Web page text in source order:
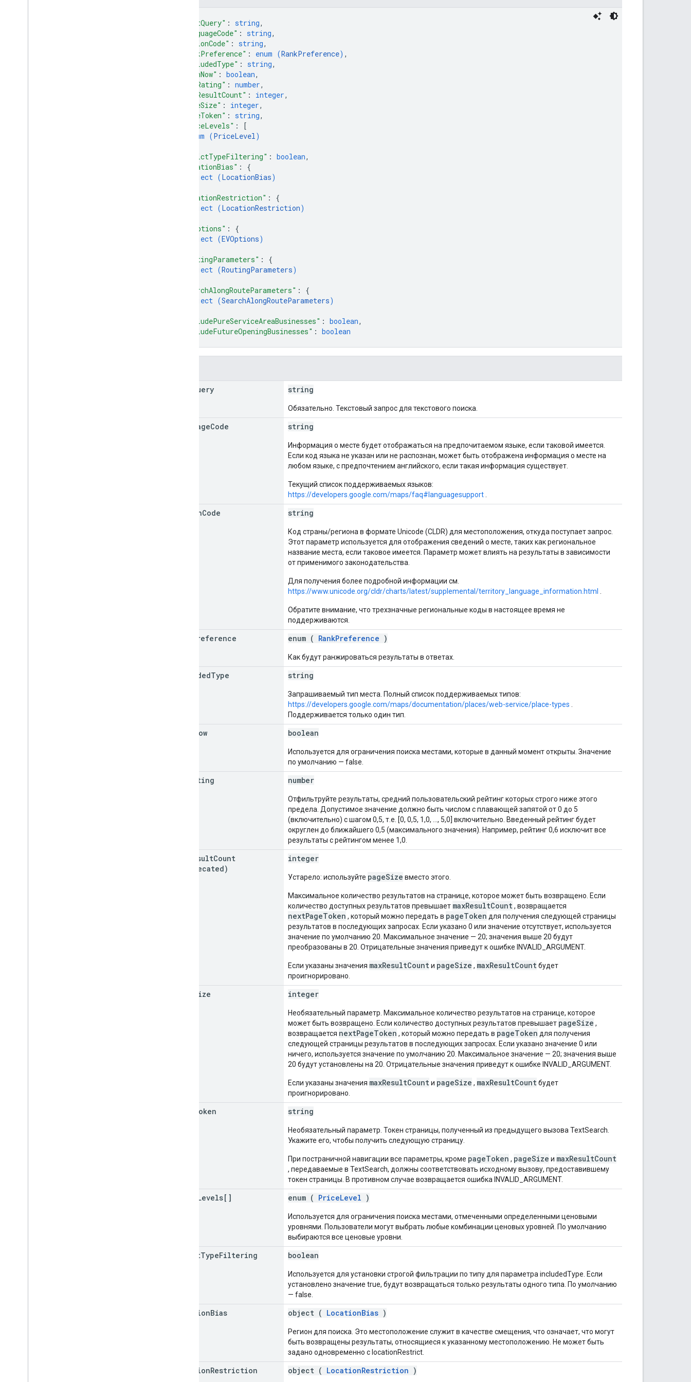
"textQuery" : string,
"languageCode" : string,
"regionCode" : string,
"rankPreference" : enum (RankPreference) ,
"includedType" : string,
"openNow" : boolean,
"minRating" : number,
"maxResultCount" : integer,
"pageSize" : integer,
"pageToken" : string,
"priceLevels" :
[
enum (PriceLevel)
"strictTypeFiltering" : boolean,
"locationBias" : {
object (LocationBias)
"locationRestriction" : {
object (LocationRestriction)
"evOptions" : {
object (EVOptions)
"routingParameters" : {
object (RoutingParameters)
"searchAlongRouteParameters" : {
object (SearchAlongRouteParameters)
"includePureServiceAreaBusinesses" : boolean,
"includeFutureOpeningBusinesses" : boolean
Query string
Обязательно. Текстовый запрос для текстового поиска.
languageCode string
Информация о месте будет отображаться на предпочитаемом языке, если таковой имеется.
Если код языка не указан или не распознан, может быть отображена информация о месте на
любом языке, с предпочтением английского, если такая информация существует.
Текущий список поддерживаемых языков:
https://developers.google.com/maps/faq#languagesupport
regionCode string
Код страны/региона в формате Unicode (CLDR) для местоположения, откуда поступает запрос.
Этот параметр используется для отображения сведений о месте, таких как региональное
название места, если таковое имеется. Параметр может влиять на результаты в зависимости
от применимого законодательства.
Для получения более подробной информации см.
https://www.unicode.org/cldr/charts/latest/supplemental/territory_language_information.html
Обратите внимание, что трехзначные региональные коды в настоящее время не
поддерживаются.
Preference enum ( RankPreference )
Как будут ранжироваться результаты в ответах.
includedType string
Запрашиваемый тип места. Полный список поддерживаемых типов:
https://developers.google.com/maps/documentation/places/web-service/place-types
Поддерживается только один тип.
Now boolean
Используется для ограничения поиска местами, которые в данный момент открыты. Значение
по умолчанию — false.
Rating number
Отфильтруйте результаты, средний пользовательский рейтинг которых строго ниже этого
предела. Допустимое значение должно быть числом с плавающей запятой от 0 до 5
(включительно) с шагом 0,5, т.е. [0, 0,5, 1,0, ..., 5,0] включительно. Введенный рейтинг будет
округлен до ближайшего 0,5 (максимального значения). Например, рейтинг 0,6 исключит все
результаты с рейтингом менее 1,0.
ResultCount
(deprecated)
integer
Устарело: используйте pageSize вместо этого.
Максимальное количество результатов на странице, которое может быть возвращено. Если
количество доступных результатов превышает maxResultCount, возвращается
nextPageToken , который можно передать в pageToken для получения следующей страницы
результатов в последующих запросах. Если указано 0 или значение отсутствует, используется
значение по умолчанию 20. Максимальное значение — 20; значения выше 20 будут
преобразованы в 20. Отрицательные значения приведут к ошибке INVALID_ARGUMENT.
Если указаны значения maxResultCountи pageSize , maxResultCountбудет
проигнорировано.
Size integer
Необязательный параметр. Максимальное количество результатов на странице, которое
может быть возвращено. Если количество доступных результатов превышает pageSize ,
возвращается nextPageToken , который можно передать в pageToken для получения
следующей страницы результатов в последующих запросах. Если указано значение 0 или
ничего, используется значение по умолчанию 20. Максимальное значение — 20; значения выше
20 будут установлены на 20. Отрицательные значения приведут к ошибке INVALID_ARGUMENT.
Если указаны значения maxResultCountи pageSize , maxResultCountбудет
проигнорировано.
Token string
Необязательный параметр. Токен страницы, полученный из предыдущего вызова TextSearch.
Укажите его, чтобы получить следующую страницу.
При постраничной навигации все параметры, кроме pageToken , pageSize и maxResultCount
, передаваемые в TextSearch, должны соответствовать исходному вызову, предоставившему
токен страницы. В противном случае возвращается ошибка INVALID_ARGUMENT.
Levels[] enum ( PriceLevel )
Используется для ограничения поиска местами, отмеченными определенными ценовыми
уровнями. Пользователи могут выбрать любые комбинации ценовых уровней. По умолчанию
выбираются все ценовые уровни.
strictTypeFiltering boolean
Используется для установки строгой фильтрации по типу для параметра includedType. Если
установлено значение true, будут возвращаться только результаты одного типа. По умолчанию
— false.
locationBias object ( LocationBias )
Регион для поиска. Это местоположение служит в качестве смещения, что означает, что могут
быть возвращены результаты, относящиеся к указанному местоположению. Не может быть
задано одновременно с locationRestrict.
locationRestriction object ( LocationRestriction )